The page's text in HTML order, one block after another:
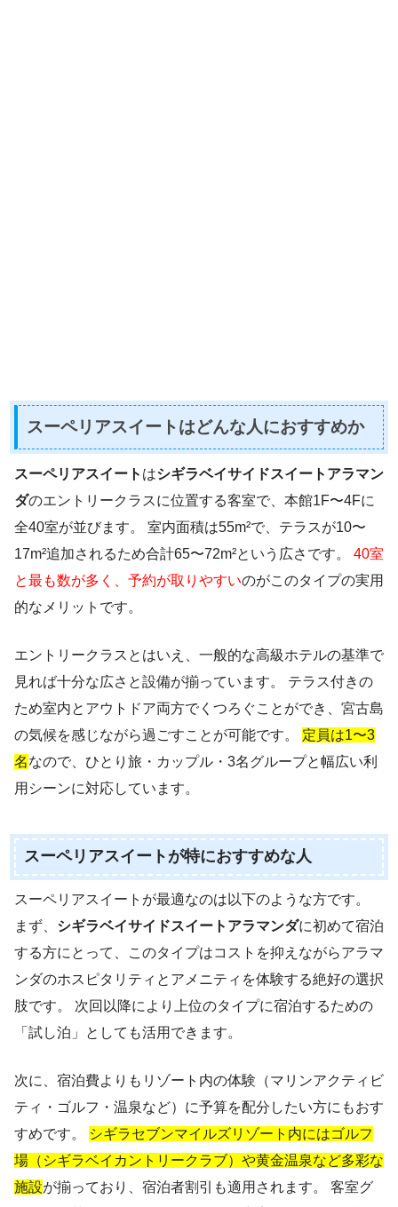
スーペリアスイートはどんな人におすすめか
スーペリアスイート はシギラベイサイドスイートアラマン
ダのエントリークラスに位置する客室で、本館1F〜4Fに
全40室が並びます。 室内面積は55m²で、テラスが10〜
17m²追加されるため合計65〜72m²という広さです。 40室
と最も数が多く、予約が取りやすいのがこのタイプの実用
的なメリットです。
エントリークラスとはいえ、一般的な高級ホテルの基準で
見れば十分な広さと設備が揃っています。 テラス付きの
ため室内とアウトドア両方でくつろぐことができ、宮古島
の気候を感じながら過ごすことが可能です。 定員は1〜3
名なので、ひとり旅・カップル・3名グループと幅広い利
用シーンに対応しています。
スーペリアスイートが特におすすめな人
スーペリアスイートが最適なのは以下のような方です。
まず、 シギラベイサイドスイートアラマンダに初めて宿泊
する方にとって、このタイプはコストを抑えながらアラマ
ンダのホスピタリティとアメニティを体験する絶好の選択
肢です。 次回以降により上位のタイプに宿泊するための
「試し泊」としても活用できます。
次に、宿泊費よりもリゾート内の体験（マリンアクティビ
ティ・ゴルフ・温泉など）に予算を配分したい方にもおす
すめです。
シギラセブンマイルズリゾート内にはゴルフ
場（シギラベイカントリークラブ）や黄金温泉など多彩な
施設が揃っており、宿泊者割引も適用されます。 客室グ